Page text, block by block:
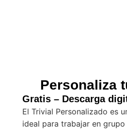
Personaliza
Gratis – Descarga
El Trivial Personalizado es
ideal para trabajar en